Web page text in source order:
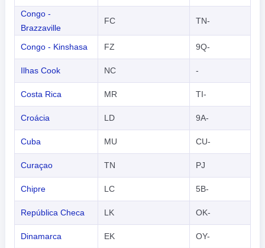
Congo -
Brazzaville
FC TN-
Congo - Kinshasa FZ 9Q-
Ilhas Cook NC -
Costa Rica MR TI-
Croácia LD 9A-
Cuba MU CU-
Curaçao TN PJ
Chipre LC 5B-
República Checa LK OK-
Dinamarca EK OY-